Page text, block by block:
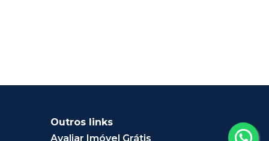
Outros links
Avaliar Imóvel Grátis